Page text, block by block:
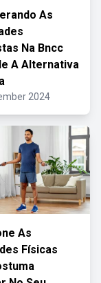
As
Na Bncc
A Alternativa
2024
As
Físicas